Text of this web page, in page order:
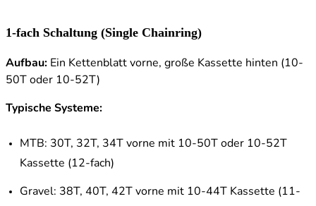
1-fach Schaltung (Single Chainring)
Aufbau: Ein Kettenblatt vorne, große Kassette hinten (10-
50T oder 10-52T)
Typische Systeme:
MTB: 30T, 32T, 34T vorne mit 10-50T oder 10-52T
Kassette (12-fach)
Gravel: 38T, 40T, 42T vorne mit 10-44T Kassette (11-